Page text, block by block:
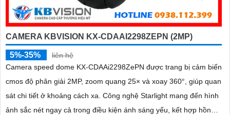
CAMERA KBVISION KX-CDAAI2298ZEPN (2MP)
5%-35%
liên hệ
Camera speed dome KX-CDAAi2298ZePN được trang bị cảm biến
cmos độ phân giải 2MP, zoom quang 25× và xoay 360°, giúp quan
sát chi tiết ở khoảng cách xa. Công nghệ Starlight mang đến hình
ảnh sắc nét ngay cả trong điều kiện ánh sáng yếu, kết hợp hồng